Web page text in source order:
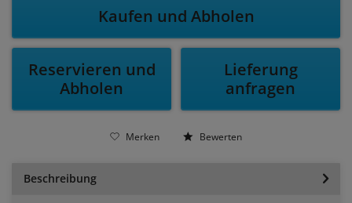
Kaufen und Abholen
Reservieren und
Abholen
Lieferung
anfragen
Merken Bewerten
Beschreibung